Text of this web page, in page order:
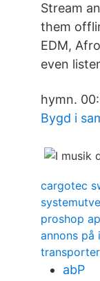
Stream
them
EDM,
even
hymn.
Bygd i
cargotec
proshop
annons på
abP